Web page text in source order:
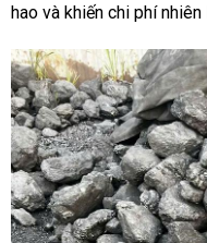
hao và khiến chi phí